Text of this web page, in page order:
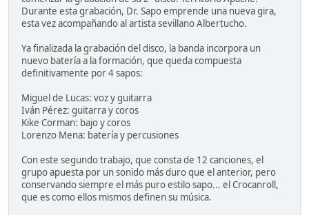
Durante esta grabación, Dr. Sapo emprende una nueva gira,
esta vez acompañando al artista sevillano Albertucho.
Ya finalizada la grabación del disco, la banda incorpora un
nuevo batería a la formación, que queda compuesta
definitivamente por 4 sapos:
Miguel de Lucas: voz y guitarra
Iván Pérez: guitarra y coros
Kike Corman: bajo y coros
Lorenzo Mena: batería y percusiones
Con este segundo trabajo, que consta de 12 canciones, el
grupo apuesta por un sonido más duro que el anterior, pero
conservando siempre el más puro estilo sapo... el Crocanroll,
que es como ellos mismos definen su música.